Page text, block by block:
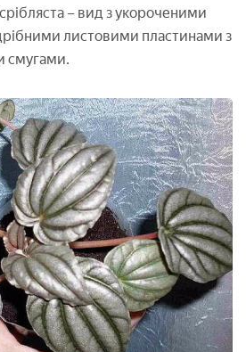
– вид з укороченими
листовими пластинами з
смугами.